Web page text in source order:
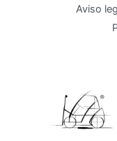
Aviso